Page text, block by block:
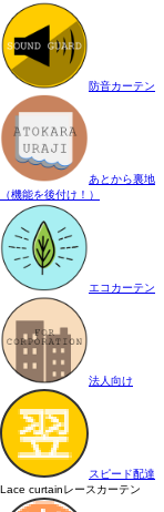
防音カーテン
あとから裏地
（機能を後付け！）
エコカーテン
法人向け
スピード配達
Lace curtainレースカーテン